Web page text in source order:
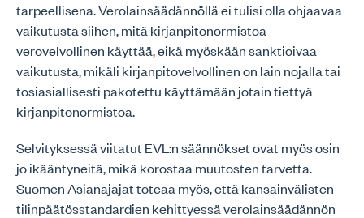
tarpeellisena. Verolainsäädännöllä ei tulisi olla ohjaavaa
vaikutusta siihen, mitä kirjanpitonormistoa
verovelvollinen käyttää, eikä myöskään sanktioivaa
vaikutusta, mikäli kirjanpitovelvollinen on lain nojalla tai
tosiasiallisesti pakotettu käyttämään jotain tiettyä
kirjanpitonormistoa.
Selvityksessä viitatut EVL:n säännökset ovat myös osin
jo ikääntyneitä, mikä korostaa muutosten tarvetta.
Suomen Asianajajat toteaa myös, että kansainvälisten
tilinpäätösstandardien kehittyessä verolainsäädännön